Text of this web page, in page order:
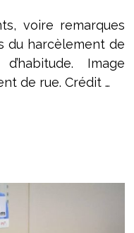
voire remarques
du harcèlement de
Image
de rue. Crédit …